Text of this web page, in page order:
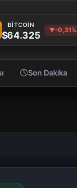
BİTCOİN
$64.325 ▼-0,31%
Son Dakika